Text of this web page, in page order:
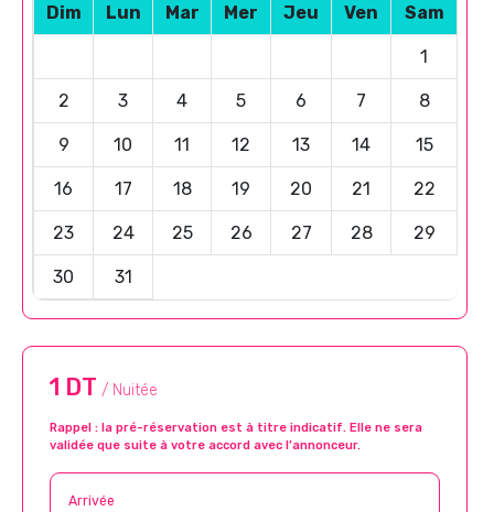
Dim Lun Mar Mer Jeu Ven Sam
1
2 3 4 5 6 7 8
9 10 11 12 13 14 15
16 17 18 19 20 21 22
23 24 25 26 27 28 29
30 31
1 DT / Nuitée
Rappel : la pré-réservation est à titre indicatif. Elle ne sera
validée que suite à votre accord avec l’annonceur.
Arrivée